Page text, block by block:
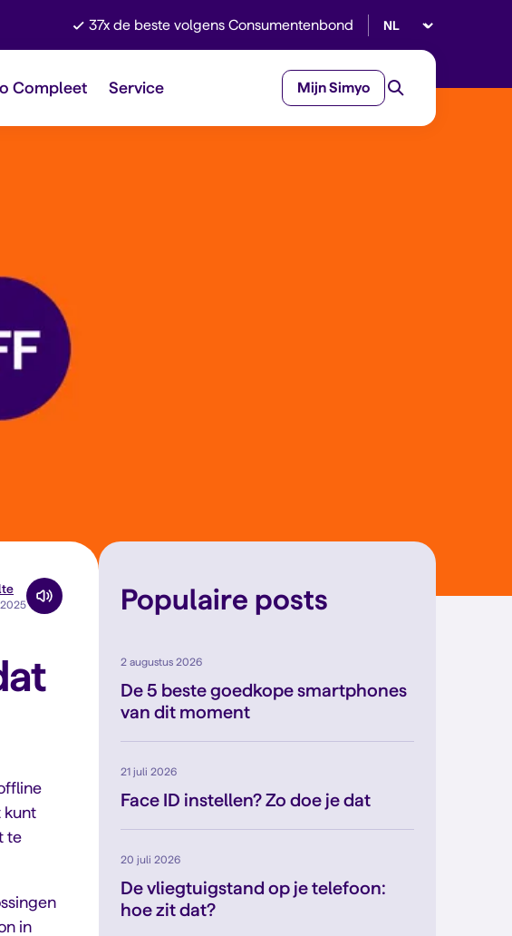
37x de beste volgens Consumentenbond Selecteer taal
Compleet Service Mijn Simyo
kunt
te
in
Populaire posts
2 augustus 2026
De 5 beste goedkope smartphones
van dit moment
21 juli 2026
Face ID instellen? Zo doe je dat
20 juli 2026
De vliegtuigstand op je telefoon:
hoe zit dat?